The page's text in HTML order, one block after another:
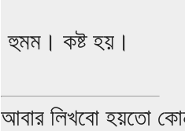
হুমম। কষ্ট হয়।
আবার লিখবো হয়তো